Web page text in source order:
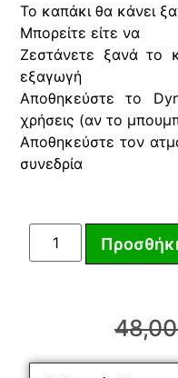
Το καπάκι θα κάνει
Μπορείτε είτε να
Ζεστάνετε ξανά το
εξαγωγή
Αποθηκεύστε το
χρήσεις (αν το
Αποθηκεύστε τον
συνεδρία